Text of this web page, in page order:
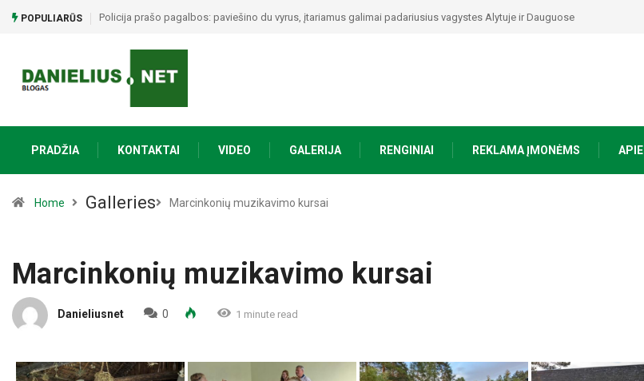
POPULIARŪS Alytuje ARO šturmavo butą: sulaikytas vyras, kratos metu rasti ginklai, Seirijuose – įtariami narkotikai BMW automobilyje
PRADŽIA KONTAKTAI VIDEO GALERIJA RENGINIAI REKLAMA ĮMONĖMS APIE
Home Galleries Marcinkonių muzikavimo kursai
Marcinkonių muzikavimo kursai
Danieliusnet 0 1 minute read